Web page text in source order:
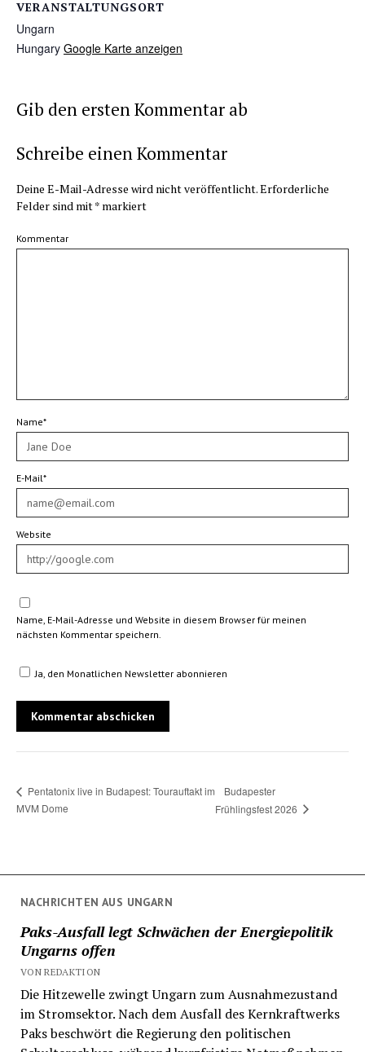
NACHRICHTEN AUS UNGARN
Paks-Ausfall legt Schwächen der Energiepolitik
Ungarns offen
VON REDAKTION
Die Hitzewelle zwingt Ungarn zum Ausnahmezustand
im Stromsektor. Nach dem Ausfall des Kernkraftwerks
Paks beschwört die Regierung den politischen
VERANSTALTUNGSORT
Ungarn
Hungary Google Karte anzeigen
Gib den ersten Kommentar ab
Schreibe einen Kommentar
Deine E-Mail-Adresse wird nicht veröffentlicht.Erforderliche
Felder sind mit* markiert
Kommentar
Name*
E-Mail*
Website
Name, E-Mail-Adresse und Website in diesem Browser für meinen
nächsten Kommentar speichern.
Ja, den Monatlichen Newsletter abonnieren
Pentatonix live in Budapest: Tourauftakt im
MVM Dome
Budapester
Frühlingsfest 2026